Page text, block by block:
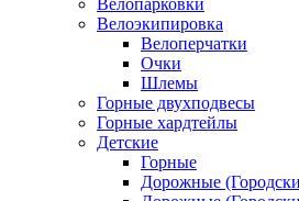
Велопарковки
Велоэкипировка
Велоперчатки
Очки
Шлемы
Горные двухподвесы
Горные хардтейлы
Детские
Горные
Дорожные